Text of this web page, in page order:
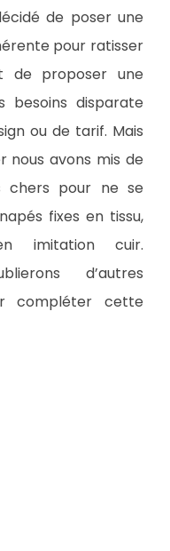
de poser une
pour ratisser
de proposer une
besoins disparate
ou de tarif. Mais
nous avons mis de
chers pour ne se
fixes en tissu,
imitation cuir.
d’autres
compléter cette